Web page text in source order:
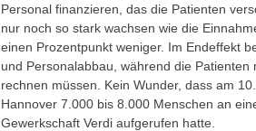
Personal finanzieren, das die Patienten
nur noch so stark wachsen wie die
einen Prozentpunkt weniger. Im Endeffekt
und Personalabbau, während die
rechnen müssen. Kein Wunder, dass am
Hannover 7.000 bis 8.000 Menschen an
Gewerkschaft Verdi aufgerufen hatte.